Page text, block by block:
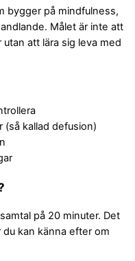
bygger på mindfulness,
Målet är inte att
att lära sig leva med
(så kallad defusion)
på 20 minuter. Det
kan känna efter om